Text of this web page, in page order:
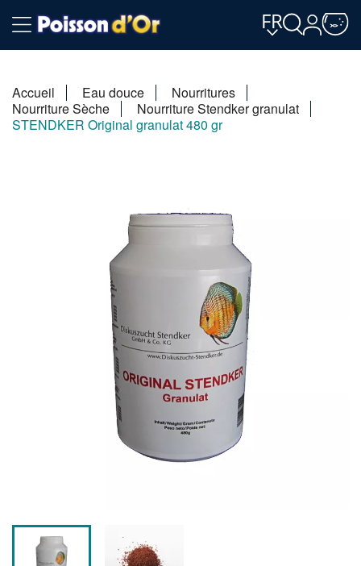
FR
Accueil Eau douce
Nourritures
Nourriture Sèche
Nourriture Stendker granulat
STENDKER Original granulat 480 gr